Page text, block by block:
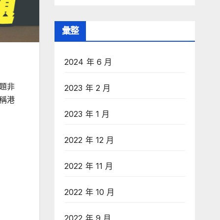
非
港
彙整
2024 年 6 月
2023 年 2 月
2023 年 1 月
2022 年 12 月
2022 年 11 月
2022 年 10 月
2022 年 9 月